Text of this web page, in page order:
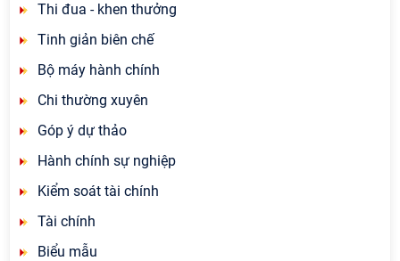
Thi đua - khen thưởng
Tinh giản biên chế
Bộ máy hành chính
Chi thường xuyên
Góp ý dự thảo
Hành chính sự nghiệp
Kiểm soát tài chính
Tài chính
Biểu mẫu